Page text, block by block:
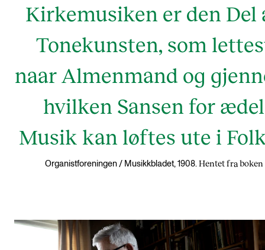
Kirkemusiken er den Del
Tonekunsten, som
naar Almenmand og
hvilken Sansen for ædel
Musik kan løftes ute i
Organistforeningen / Musikkbladet, 1908. Hentet fra boken